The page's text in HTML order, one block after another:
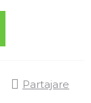
Partajare